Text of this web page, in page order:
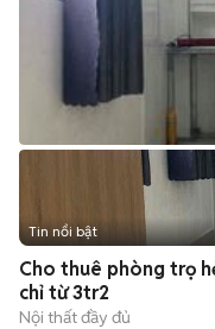
Tin nổi bật
Cho thuê phòng trọ
chỉ từ 3tr2
Nội thất đầy đủ